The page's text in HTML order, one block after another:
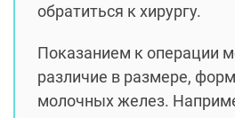
обратиться к хирургу.
Показанием к операции
различие в размере,
молочных желез.